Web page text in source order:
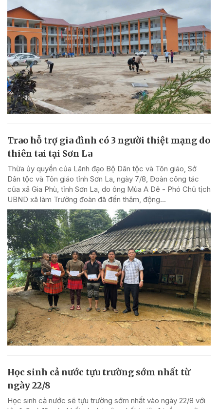
Trao hỗ trợ gia đình có 3 người thiệt mạng do
thiên tai tại Sơn La
Thừa ủy quyền của Lãnh đạo Bộ Dân tộc và Tôn giáo, Sở
Dân tộc và Tôn giáo tỉnh Sơn La, ngày 7/8, Đoàn công tác
của xã Gia Phù, tỉnh Sơn La, do ông Mùa A Dê - Phó Chủ tịch
UBND xã làm Trưởng đoàn đã đến thăm, động...
Học sinh cả nước tựu trường sớm nhất từ
ngày 22/8
Học sinh cả nước sẽ tựu trường sớm nhất vào ngày 22/8 với